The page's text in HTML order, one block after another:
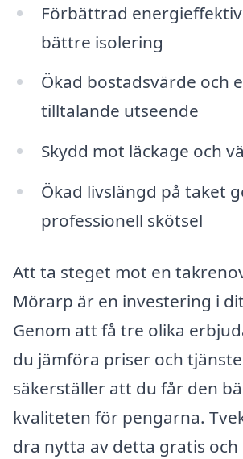
Förbättrad
bättre isolering
Ökad bostadsvärde och
tilltalande utseende
Skydd mot läckage och
Ökad livslängd på taket
professionell skötsel
Att ta steget mot en
Mörarp är en investering i
Genom att få tre olika
du jämföra priser och
säkerställer att du får den
kvaliteten för pengarna.
dra nytta av detta gratis och